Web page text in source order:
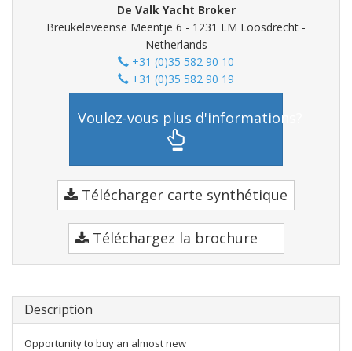
De Valk Yacht Broker
Breukeleveense Meentje 6 - 1231 LM Loosdrecht -
Netherlands
+31 (0)35 582 90 10
+31 (0)35 582 90 19
Voulez-vous plus d'informations?
Télécharger carte synthétique
Téléchargez la brochure
Description
Opportunity to buy an almost new